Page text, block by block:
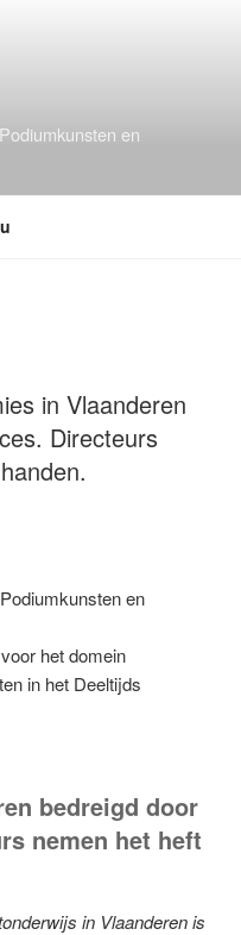
en
in Vlaanderen
Directeurs
en
het domein
in het Deeltijds
bedreigd door
nemen het heft
in Vlaanderen is